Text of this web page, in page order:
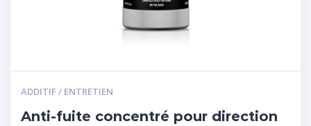
ADDITIF / ENTRETIEN
Anti-fuite concentré pour direction